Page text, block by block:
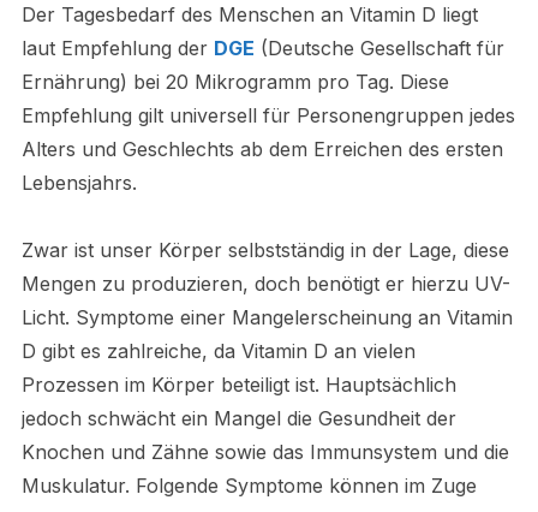
Der Tagesbedarf des Menschen an Vitamin D liegt
laut Empfehlung der DGE (Deutsche Gesellschaft für
Ernährung) bei 20 Mikrogramm pro Tag. Diese
Empfehlung gilt universell für Personengruppen jedes
Alters und Geschlechts ab dem Erreichen des ersten
Lebensjahrs.
Zwar ist unser Körper selbstständig in der Lage, diese
Mengen zu produzieren, doch benötigt er hierzu UV-
Licht. Symptome einer Mangelerscheinung an Vitamin
D gibt es zahlreiche, da Vitamin D an vielen
Prozessen im Körper beteiligt ist. Hauptsächlich
jedoch schwächt ein Mangel die Gesundheit der
Knochen und Zähne sowie das Immunsystem und die
Muskulatur. Folgende Symptome können im Zuge